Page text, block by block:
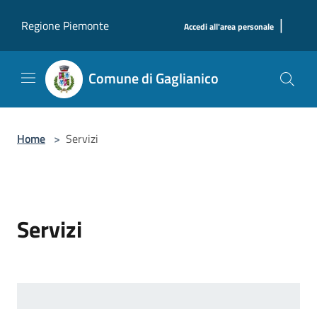
Regione Piemonte
Accedi all'area personale |
Comune di Gaglianico
Home > Servizi
Servizi